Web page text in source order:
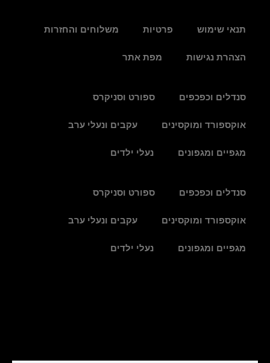
תנאי שימוש פרטיות משלוחים והחזרות
הצהרת נגישות מפת אתר
סנדלים וכפכפים ספורט וסניקרס
אוקספורד ומוקסינים עקבים ונעלי ערב
מגפיים ומגפונים נעלי ילדים
סנדלים וכפכפים ספורט וסניקרס
אוקספורד ומוקסינים עקבים ונעלי ערב
מגפיים ומגפונים נעלי ילדים